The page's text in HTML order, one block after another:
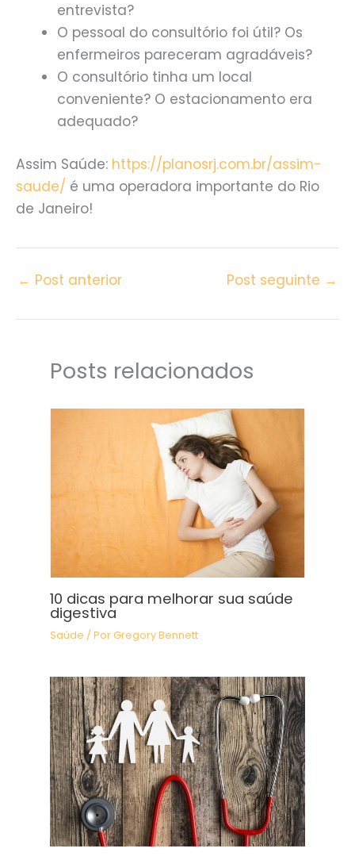
entrevista?
O pessoal do consultório foi útil? Os
enfermeiros pareceram agradáveis?
O consultório tinha um local
conveniente? O estacionamento era
adequado?
Assim Saúde: https://planosrj.com.br/assim-
saude/ é uma operadora importante do Rio
de Janeiro!
← Post anterior Post seguinte →
Posts relacionados
10 dicas para melhorar sua saúde
digestiva
Saúde / PorGregory Bennett